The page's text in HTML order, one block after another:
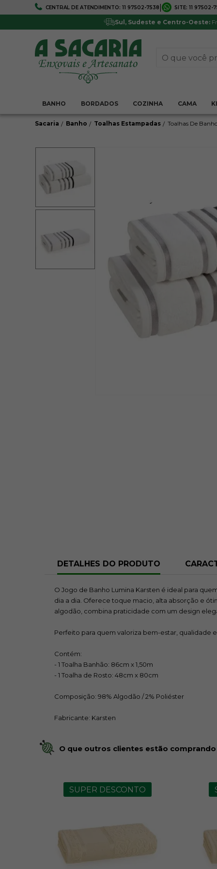
CENTRAL DE ATENDIMENTO: 11 97502-7538 SITE: 11 97502-
Sul, Sudeste e Centro-Oeste:
BANHO BORDADOS COZINHA CAMA
FRETE GRÁTIS 5% DE DESCONTO
Pagamentos via boleto ou
Sacaria Banho Toalhas Estampadas Toalhas De
DETALHES DO PRODUTO
O Jogo de Banho Lumina Karsten é ideal para
dia a dia. Oferece toque macio, alta absorção e
algodão, combina praticidade com um design
Perfeito para quem valoriza bem-estar, qualidade
Contém:
- 1 Toalha Banhão: 86cm x 1,50m
- 1 Toalha de Rosto: 48cm x 80cm
Composição: 98% Algodão / 2% Poliéster
Fabricante: Karsten
O que outros clientes estão comprando
SUPER DESCONTO